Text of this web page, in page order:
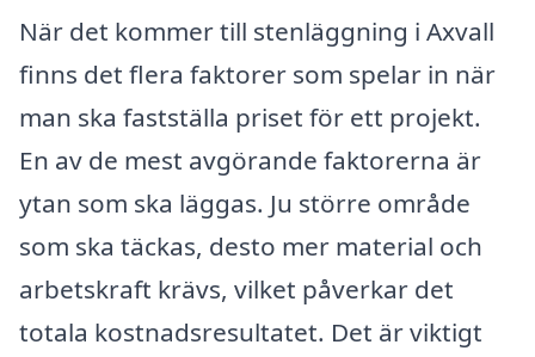
När det kommer till stenläggning i Axvall
finns det flera faktorer som spelar in när
man ska fastställa priset för ett projekt.
En av de mest avgörande faktorerna är
ytan som ska läggas. Ju större område
som ska täckas, desto mer material och
arbetskraft krävs, vilket påverkar det
totala kostnadsresultatet. Det är viktigt